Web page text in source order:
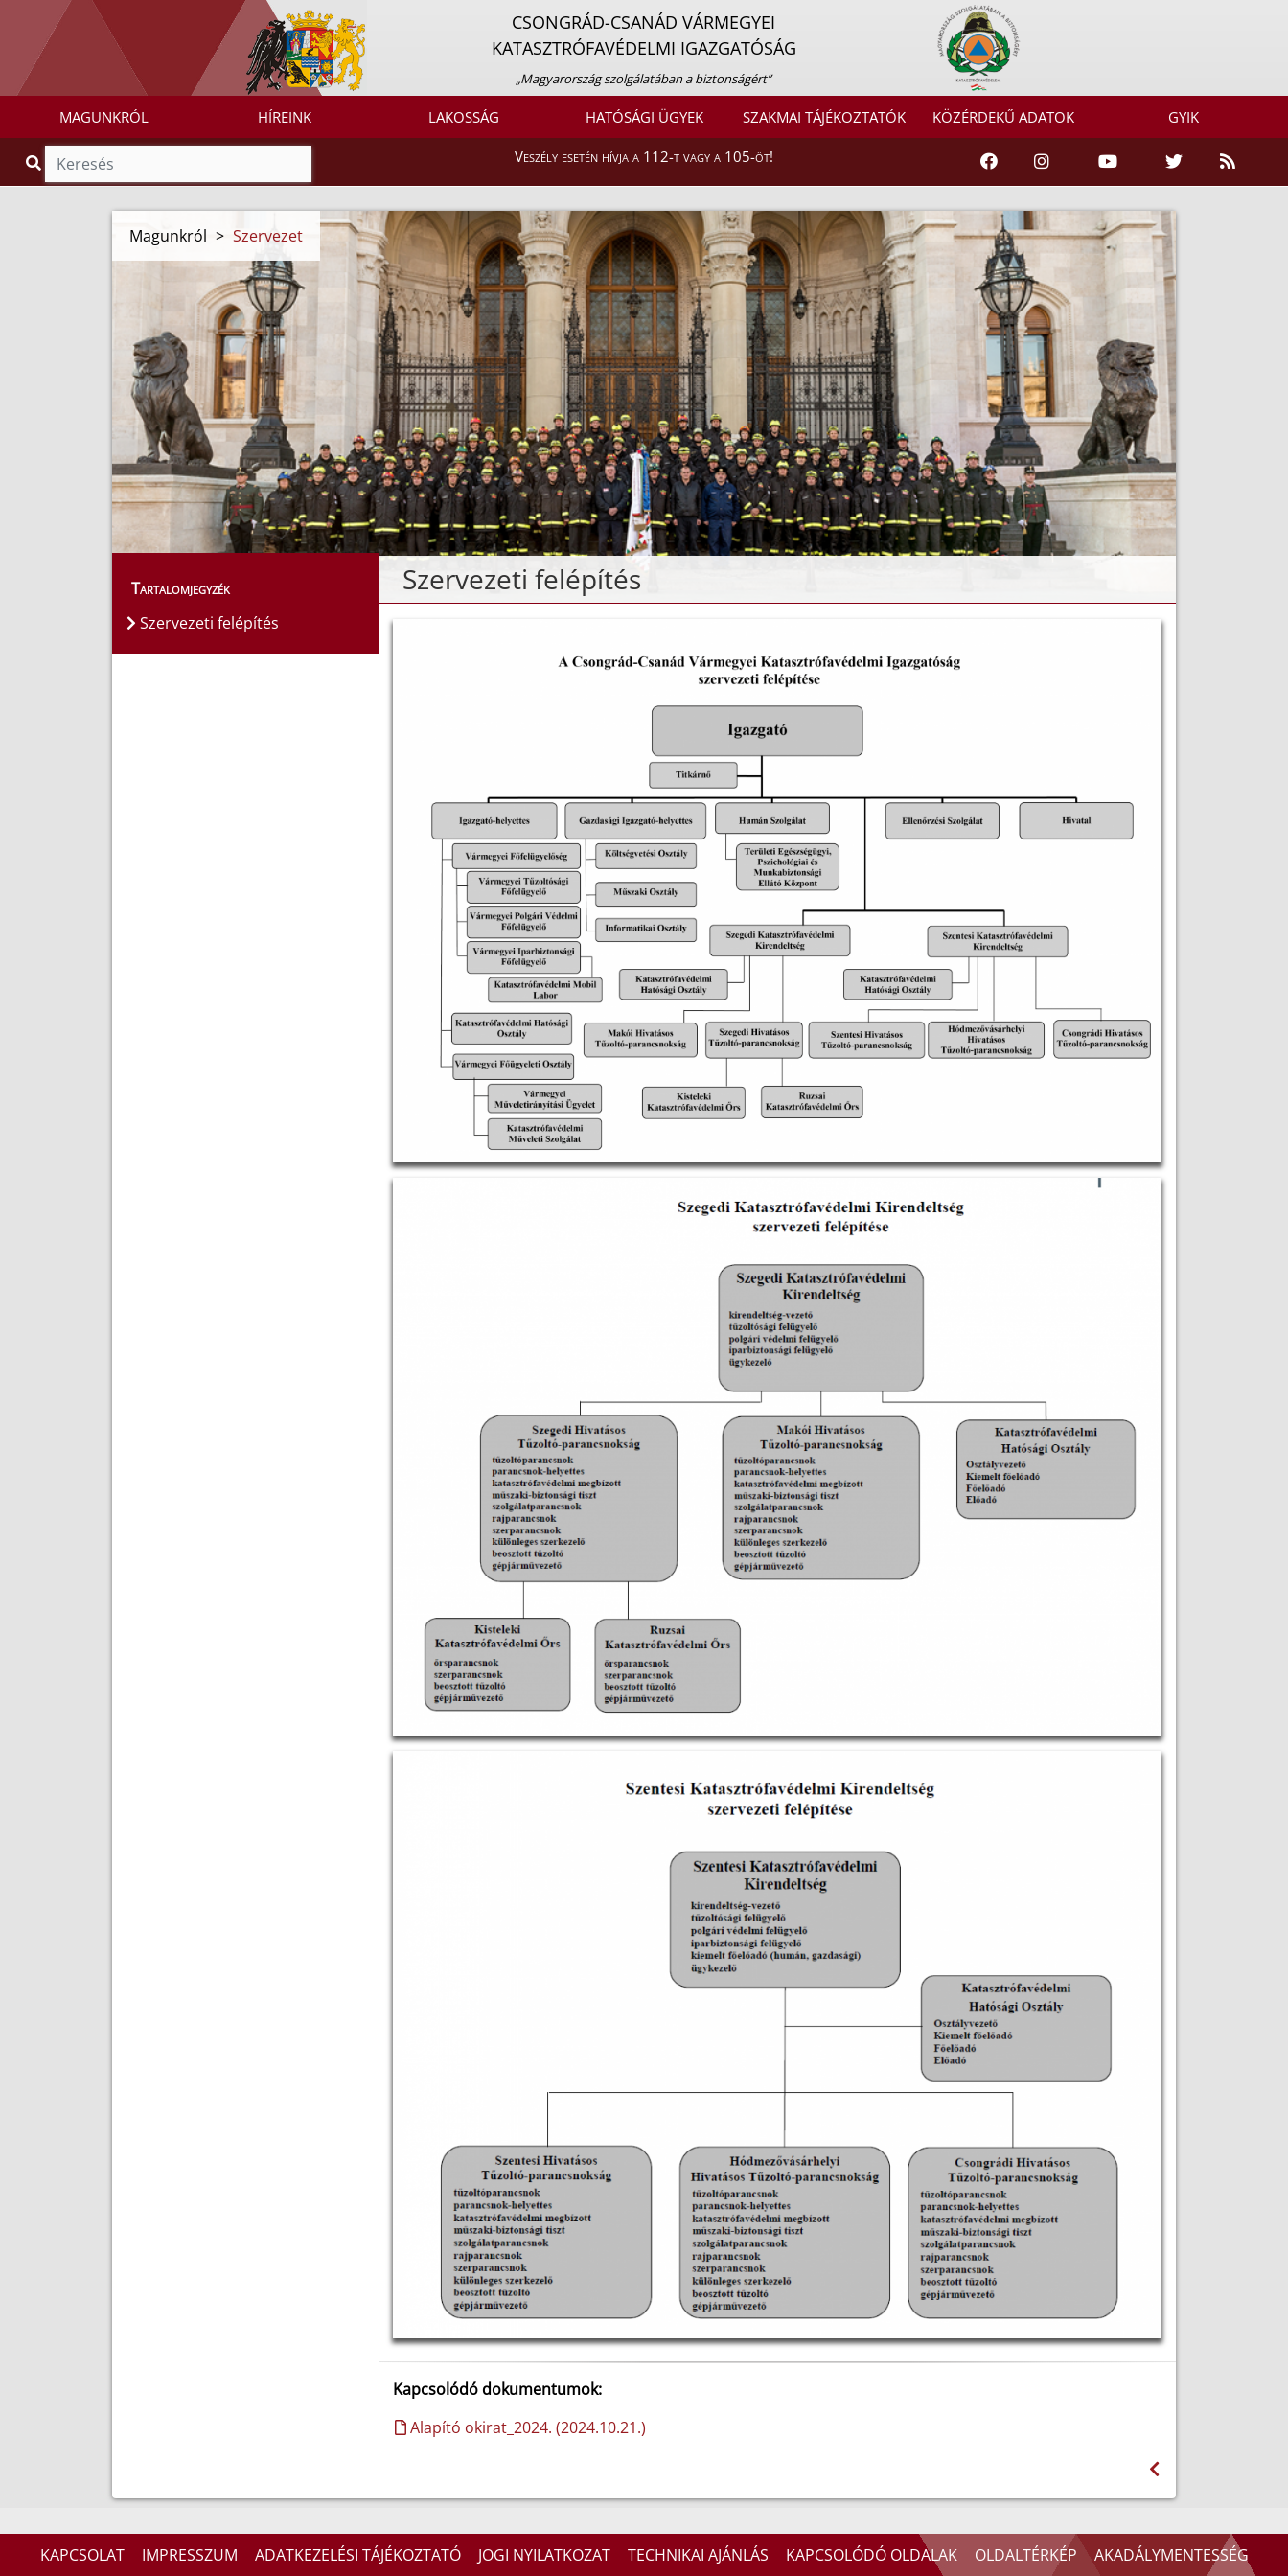
CSONGRÁD-CSANÁD VÁRMEGYEI
KATASZTRÓFAVÉDELMI IGAZGATÓSÁG
„Magyarország szolgálatában a biztonságért”
MAGUNKRÓL HÍREINK LAKOSSÁG HATÓSÁGI ÜGYEK SZAKMAI TÁJÉKOZTATÓK KÖZÉRDEKŰ ADATOK GYIK
Veszély esetén hívja a 112-t vagy a 105-öt!
Magunkról > Szervezet
Tartalomjegyzék
Szervezeti felépítés
Szervezeti felépítés
Kapcsolódó dokumentumok:
Alapító okirat_2024. (2024.10.21.)
KAPCSOLAT IMPRESSZUM ADATKEZELÉSI TÁJÉKOZTATÓ JOGI NYILATKOZAT TECHNIKAI AJÁNLÁS KAPCSOLÓDÓ OLDALAK OLDALTÉRKÉP AKADÁLYMENTESSÉG